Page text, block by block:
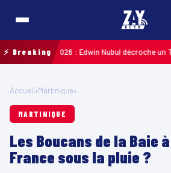
⚡ Breaking2026 : Edwin Nubul décroche un Top
Accueil›Martinique›
MARTINIQUE
Les Boucans de la Baie
France sous la pluie ?